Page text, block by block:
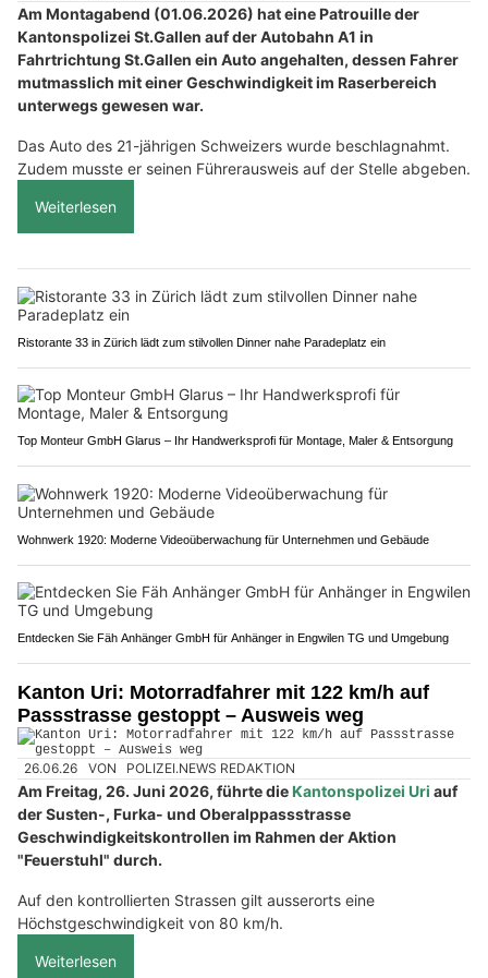
Am Montagabend (01.06.2026) hat eine Patrouille der
Kantonspolizei St.Gallen auf der Autobahn A1 in
Fahrtrichtung St.Gallen ein Auto angehalten, dessen Fahrer
mutmasslich mit einer Geschwindigkeit im Raserbereich
unterwegs gewesen war.
Das Auto des 21-jährigen Schweizers wurde beschlagnahmt.
Zudem musste er seinen Führerausweis auf der Stelle abgeben.
Weiterlesen
Ristorante 33 in Zürich lädt zum stilvollen Dinner nahe Paradeplatz ein
Top Monteur GmbH Glarus – Ihr Handwerksprofi für Montage, Maler & Entsorgung
Wohnwerk 1920: Moderne Videoüberwachung für Unternehmen und Gebäude
Entdecken Sie Fäh Anhänger GmbH für Anhänger in Engwilen TG und Umgebung
Kanton Uri: Motorradfahrer mit 122 km/h auf
Passstrasse gestoppt – Ausweis weg
26.06.26 VON POLIZEI.NEWS REDAKTION
Am Freitag, 26. Juni 2026, führte dieKantonspolizei Uri auf
der Susten-, Furka- und Oberalppassstrasse
Geschwindigkeitskontrollen im Rahmen der Aktion
"Feuerstuhl" durch.
Auf den kontrollierten Strassen gilt ausserorts eine
Höchstgeschwindigkeit von 80 km/h.
Weiterlesen